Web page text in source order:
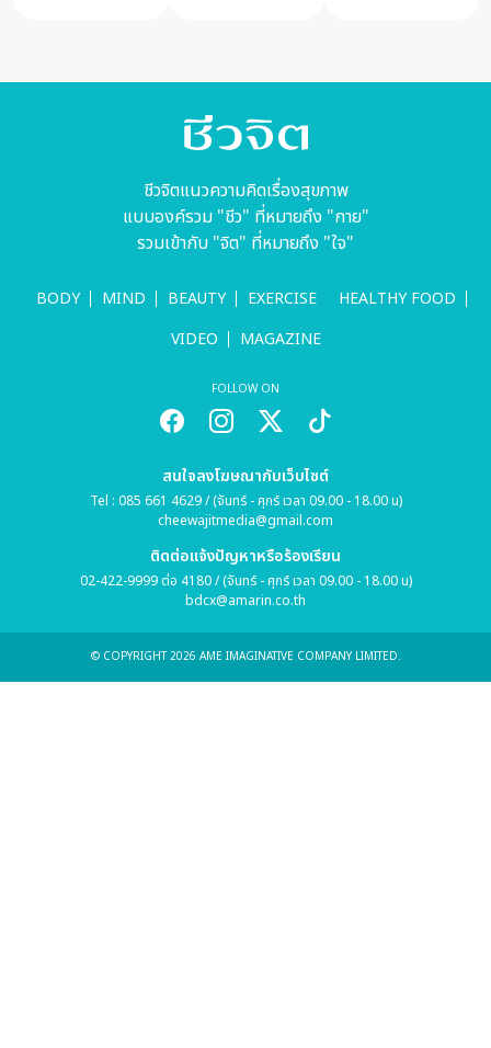
ชีวจิตแนวความคิดเรื่องสุขภาพ
แบบองค์รวม "ชีว" ที่หมายถึง "กาย"
รวมเข้ากับ "จิต" ที่หมายถึง "ใจ"
BODY MIND BEAUTY EXERCISE
HEALTHY FOOD
VIDEO
MAGAZINE
FOLLOW ON
สนใจลงโฆษณากับเว็บไซต์
Tel : 085 661 4629 / (จันทร์ - ศุกร์ เวลา 09.00 - 18.00 น)
cheewajitmedia@gmail.com
ติดต่อแจ้งปัญหาหรือร้องเรียน
02-422-9999 ต่อ 4180 / (จันทร์ - ศุกร์ เวลา 09.00 - 18.00 น)
bdcx@amarin.co.th
© COPYRIGHT 2026 AME IMAGINATIVE COMPANY LIMITED.